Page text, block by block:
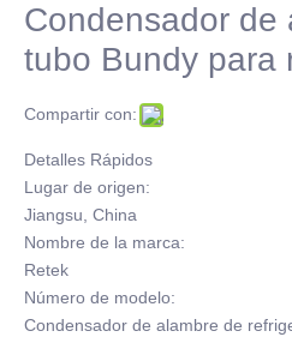
Condensador de
tubo Bundy para
Compartir con:
Detalles Rápidos
Lugar de origen:
Jiangsu, China
Nombre de la marca:
Retek
Número de modelo:
Condensador de alambre de